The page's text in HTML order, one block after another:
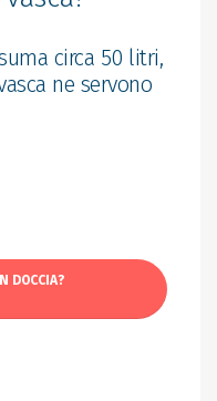
circa 50 litri,
ne servono
DOCCIA?